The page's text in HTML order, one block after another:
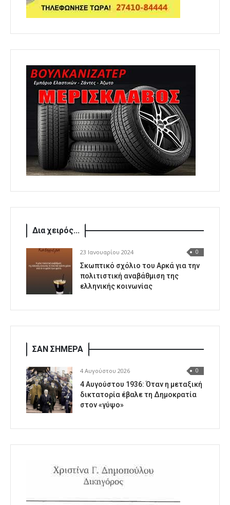
Δια χειρός...
23 Ιανουαρίου 2024 0
Σκωπτικό σχόλιο του Αρκά για την
πολιτιστική αναβάθμιση της
ελληνικής κοινωνίας
ΣΑΝ ΣΗΜΕΡΑ
4 Αυγούστου 2026 0
4 Αυγούστου 1936: Όταν η μεταξική
δικτατορία έβαλε τη Δημοκρατία
στον «γύψο»